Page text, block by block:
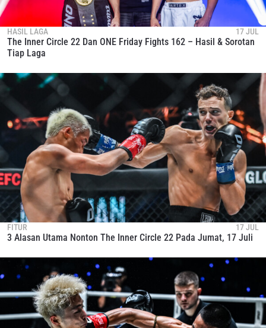
HASIL LAGA 17 JUL
The Inner Circle 22 Dan ONE Friday Fights 162 – Hasil & Sorotan
Tiap Laga
FITUR 17 JUL
3 Alasan Utama Nonton The Inner Circle 22 Pada Jumat, 17 Juli